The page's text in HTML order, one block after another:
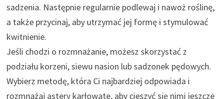
sadzenia. Następnie regularnie podlewaj i nawoż roślinę,
a także przycinaj, aby utrzymać jej formę i stymulować
kwitnienie.
Jeśli chodzi o rozmnażanie, możesz skorzystać z
podziału korzeni, siewu nasion lub sadzonek pędowych.
Wybierz metodę, która Ci najbardziej odpowiada i
rozmnażaj astery karłowate, aby cieszyć się nimi jeszcze